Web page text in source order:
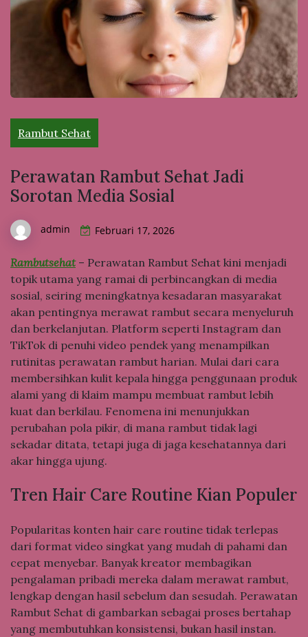
Rambut Sehat
Perawatan Rambut Sehat Jadi
Sorotan Media Sosial
admin Februari 17, 2026
Rambutsehat– Perawatan Rambut Sehat kini menjadi
topik utama yang ramai di perbincangkan di media
sosial, seiring meningkatnya kesadaran masyarakat
akan pentingnya merawat rambut secara menyeluruh
dan berkelanjutan. Platform seperti Instagram dan
TikTok di penuhi video pendek yang menampilkan
rutinitas perawatan rambut harian. Mulai dari cara
membersihkan kulit kepala hingga penggunaan produk
alami yang di klaim mampu membuat rambut lebih
kuat dan berkilau. Fenomena ini menunjukkan
perubahan pola pikir, di mana rambut tidak lagi
sekadar ditata, tetapi juga di jaga kesehatannya dari
akar hingga ujung.
Tren Hair Care Routine Kian Populer
Popularitas konten hair care routine tidak terlepas
dari format video singkat yang mudah di pahami dan
cepat menyebar. Banyak kreator membagikan
pengalaman pribadi mereka dalam merawat rambut,
lengkap dengan hasil sebelum dan sesudah. Perawatan
Rambut Sehat di gambarkan sebagai proses bertahap
yang membutuhkan konsistensi, bukan hasil instan.